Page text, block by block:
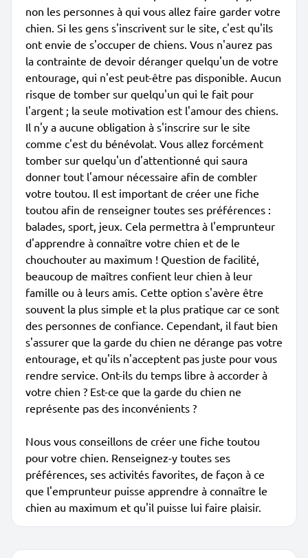
non les personnes à qui vous allez faire garder votre
chien. Si les gens s'inscrivent sur le site, c'est qu'ils
ont envie de s'occuper de chiens. Vous n'aurez pas
la contrainte de devoir déranger quelqu'un de votre
entourage, qui n'est peut-être pas disponible. Aucun
risque de tomber sur quelqu'un qui le fait pour
l'argent ; la seule motivation est l'amour des chiens.
Il n'y a aucune obligation à s'inscrire sur le site
comme c'est du bénévolat. Vous allez forcément
tomber sur quelqu'un d'attentionné qui saura
donner tout l'amour nécessaire afin de combler
votre toutou. Il est important de créer une fiche
toutou afin de renseigner toutes ses préférences :
balades, sport, jeux. Cela permettra à l'emprunteur
d'apprendre à connaître votre chien et de le
chouchouter au maximum ! Question de facilité,
beaucoup de maîtres confient leur chien à leur
famille ou à leurs amis. Cette option s'avère être
souvent la plus simple et la plus pratique car ce sont
des personnes de confiance. Cependant, il faut bien
s'assurer que la garde du chien ne dérange pas votre
entourage, et qu'ils n'acceptent pas juste pour vous
rendre service. Ont-ils du temps libre à accorder à
votre chien ? Est-ce que la garde du chien ne
représente pas des inconvénients ?
Nous vous conseillons de créer une fiche toutou
pour votre chien. Renseignez-y toutes ses
préférences, ses activités favorites, de façon à ce
que l'emprunteur puisse apprendre à connaître le
chien au maximum et qu'il puisse lui faire plaisir.